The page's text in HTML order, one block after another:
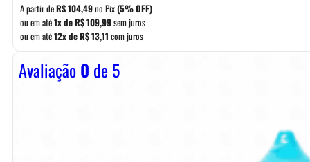
A partir deR$104,49no Pix(5% OFF)
ou em até1x deR$109,99sem juros
ou em até12x deR$13,11 com juros
Avaliação0 de 5